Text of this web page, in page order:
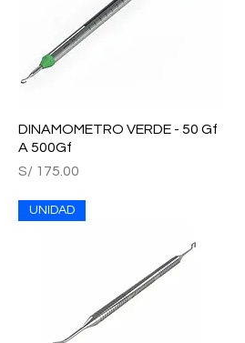
Vista rápida
DINAMOMETRO VERDE - 50 Gf
A 500Gf
Precio
S/ 175.00
UNIDAD